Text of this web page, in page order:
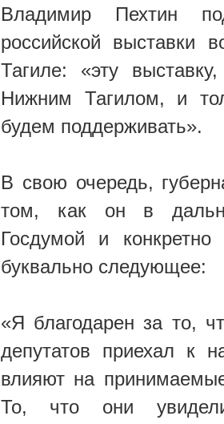
Владимир Пехтин
российской выставки
Тагиле: «эту
Нижним Тагилом, и
будем поддерживать».
В свою очередь,
том, как он в
Госдумой и
буквально следующее:
«Я благодарен за то,
депутатов приехал к
влияют на
То, что они